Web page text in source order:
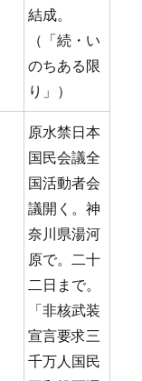
結成。
（「続・い
のちある限
り」）
原水禁日本
国民会議全
国活動者会
議開く。神
奈川県湯河
原で。二十
二日まで。
「非核武装
宣言要求三
千万人国民